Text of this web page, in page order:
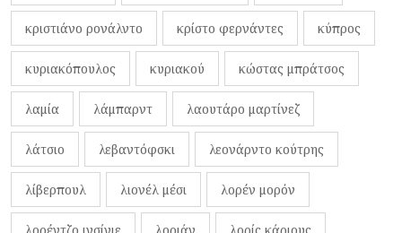
κριστιάνο ρονάλντο κρίστο φερνάντες κύπρος
κυριακόπουλος κυριακού κώστας μπράτσος
λαμία λάμπαρντ λαουτάρο μαρτίνεζ
λάτσιο λεβαντόφσκι λεονάρντο κούτρης
λίβερπουλ λιονέλ μέσι λορέν μορόν